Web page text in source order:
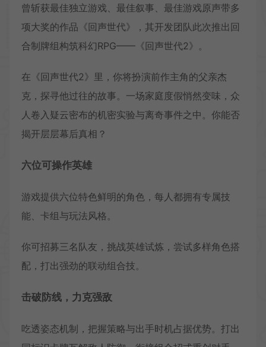
曾斩获最佳独立游戏、最佳叙事、最佳游戏原声带多
项大奖的作品《回声世代》，其开发团队此次推出回
合制牌组构筑科幻RPG——《回声世代2》。
在《回声世代2》里，你将扮演前作主角的父亲杰
克，探寻他过往的故事。一场家庭度假悄然变味，众
人卷入疑云密布的机密实验与离奇事件之中。你能否
揭开层层幕后真相？
六位可操作英雄
游戏提供六位特色鲜明的角色，每人都拥有专属技
能、卡组与玩法风格。
你可招募三名队友，挑战英雄试炼，尝试多样角色搭
配，打出强劲的联动组合技。
击破防线，力克强敌
吃透姿态机制，把握策略与出手时机占据优势。打出